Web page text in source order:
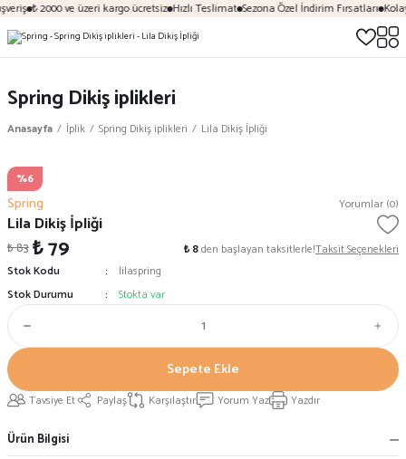
₺ 2000 ve üzeri kargo ücretsiz Hızlı Teslimat Sezona Özel İndirim Fırsatları
Spring Dikiş iplikleri
Anasayfa İplik Spring Dikiş iplikleri Lila Dikiş İpliği
%6
Spring Yorumlar (0)
Lila Dikiş İpliği
₺ 83₺ 79 ₺ 8den başlayan taksitlerle!Taksit Seçenekleri
Stok Kodu
lilaspring
Stok Durumu
Stokta var
Sepete Ekle
Tavsiye Et Paylaş Karşılaştır Yorum Yaz Yazdır
Ürün Bilgisi